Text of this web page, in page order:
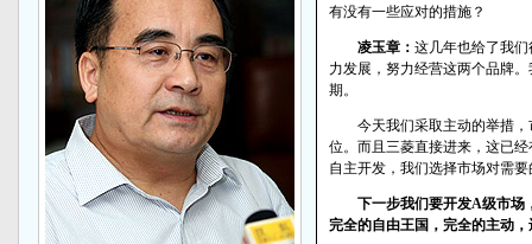
有没有一些应对的措施？
凌玉章： 这几年也给了我
力发展，努力经营这两个品牌
期。
今天我们采取主动的举措
位。而且三菱直接进来，这已
自主开发，我们选择市场对需
下一步我们要开发A级市场
完全的自由王国，完全的主动